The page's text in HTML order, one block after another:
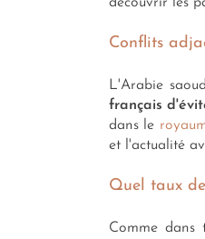
Conflits
L'Arabie
français
dans le
et l'actualité
Quel taux
Comme dans